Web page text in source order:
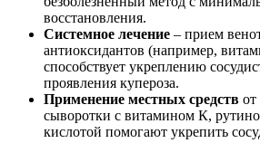
восстановления.
Системное лечение – прием
антиоксидантов (например,
способствует укреплению
проявления купероза.
Применение местных средств от
сыворотки с витамином К,
кислотой помогают укрепить